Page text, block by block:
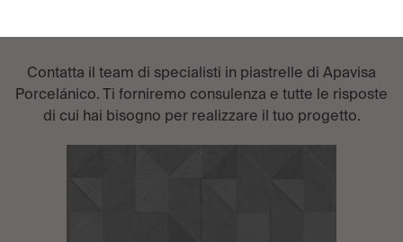
Contatta il team di specialisti in piastrelle di Apavisa
Porcelánico. Ti forniremo consulenza e tutte le risposte
di cui hai bisogno per realizzare il tuo progetto.